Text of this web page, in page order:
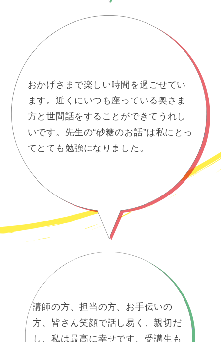
講師の方、担当の方、お手伝いの
方、皆さん笑顔で話し易く、親切だ
し、私は最高に幸せです。受講生も
おかげさまで楽しい時間を過ごせてい
ます。近くにいつも座っている奥さま
方と世間話をすることができてうれし
いです。先生の“砂糖のお話”は私にとっ
てとても勉強になりました。